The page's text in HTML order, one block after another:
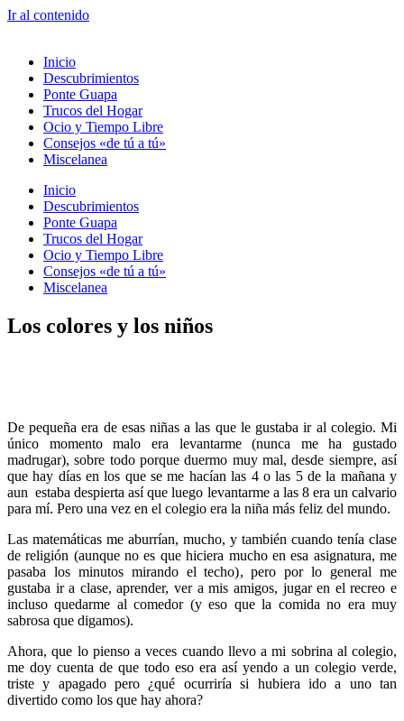
Ir al contenido
Inicio
Descubrimientos
Ponte Guapa
Trucos del Hogar
Ocio y Tiempo Libre
Consejos «de tú a tú»
Miscelanea
Inicio
Descubrimientos
Ponte Guapa
Trucos del Hogar
Ocio y Tiempo Libre
Consejos «de tú a tú»
Miscelanea
Los colores y los niños
De pequeña era de esas niñas a las que le gustaba ir al colegio. Mi
único momento malo era levantarme (nunca me ha gustado
madrugar), sobre todo porque duermo muy mal, desde siempre, así
que hay días en los que se me hacían las 4 o las 5 de la mañana y
aun estaba despierta así que luego levantarme a las 8 era un calvario
para mí. Pero una vez en el colegio era la niña más feliz del mundo.
Las matemáticas me aburrían, mucho, y también cuando tenía clase
de religión (aunque no es que hiciera mucho en esa asignatura, me
pasaba los minutos mirando el techo), pero por lo general me
gustaba ir a clase, aprender, ver a mis amigos, jugar en el recreo e
incluso quedarme al comedor (y eso que la comida no era muy
sabrosa que digamos).
Ahora, que lo pienso a veces cuando llevo a mi sobrina al colegio,
me doy cuenta de que todo eso era así yendo a un colegio verde,
triste y apagado pero ¿qué ocurriría si hubiera ido a uno tan
divertido como los que hay ahora?